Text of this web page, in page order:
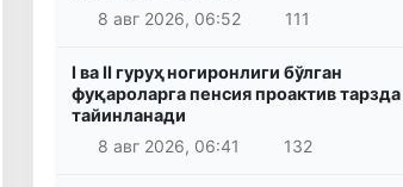
8 авг 2026, 06:52
111
I ва II гуруҳ ногиронлиги бўлган
фуқароларга пенсия проактив тарзда
тайинланади
8 авг 2026, 06:41
132